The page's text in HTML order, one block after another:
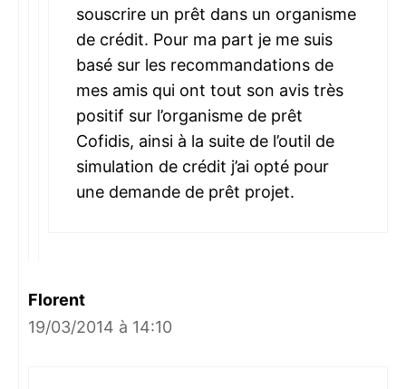
souscrire un prêt dans un organisme
de crédit. Pour ma part je me suis
basé sur les recommandations de
mes amis qui ont tout son avis très
positif sur l’organisme de prêt
Cofidis, ainsi à la suite de l’outil de
simulation de crédit j’ai opté pour
une demande de prêt projet.
Florent
19/03/2014 à 14:10